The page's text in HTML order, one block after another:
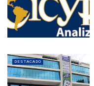
DESTACADO